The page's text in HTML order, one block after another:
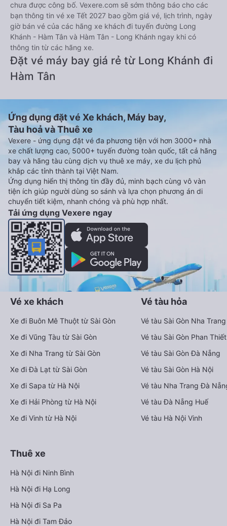
chưa được công bố. Vexere.com sẽ sớm thông báo cho các
bạn thông tin vé xe Tết 2027 bao gồm giá vé, lịch trình, ngày
giờ bán vé của các hãng xe khách đi tuyến đường Long
Khánh - Hàm Tân và Hàm Tân - Long Khánh ngay khi có
thông tin từ các hãng xe.
Đặt vé máy bay giá rẻ từ Long Khánh đi
Hàm Tân
Ứng dụng đặt vé Xe khách, Máy bay,
Tàu hoả và Thuê xe
Vexere - ứng dụng đặt vé đa phương tiện với hơn 3000+ nhà
xe chất lượng cao, 5000+ tuyến đường toàn quốc, tất cả hãng
bay và hãng tàu cùng dịch vụ thuê xe máy, xe du lịch phủ
khắp các tỉnh thành tại Việt Nam.
Ứng dụng hiển thị thông tin đầy đủ, minh bạch cùng vô vàn
tiện ích giúp người dùng so sánh và lựa chọn phương án di
chuyển tiết kiệm, nhanh chóng và phù hợp nhất.
Tải ứng dụng Vexere ngay
Vé xe khách
Xe đi Buôn Mê Thuột từ Sài Gòn
Xe đi Vũng Tàu từ Sài Gòn
Xe đi Nha Trang từ Sài Gòn
Xe đi Đà Lạt từ Sài Gòn
Xe đi Sapa từ Hà Nội
Xe đi Hải Phòng từ Hà Nội
Xe đi Vinh từ Hà Nội
Vé tàu hỏa
Vé tàu Sài Gòn Nha Trang
Vé tàu Sài Gòn Phan Thiết
Vé tàu Sài Gòn Đà Nẵng
Vé tàu Sài Gòn Hà Nội
Vé tàu Nha Trang Đà
Vé tàu Đà Nẵng Huế
Vé tàu Hà Nội Vinh
Thuê xe
Hà Nội đi Ninh Bình
Hà Nội đi Hạ Long
Hà Nội đi Sa Pa
Hà Nội đi Tam Đảo